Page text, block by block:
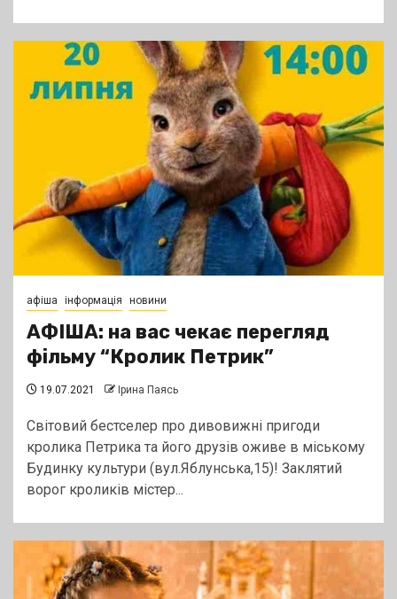
афіша інформація новини
АФІША: на вас чекає перегляд
фільму “Кролик Петрик”
19.07.2021 Ірина Паясь
Світовий бестселер про дивовижні пригоди
кролика Петрика та його друзів оживе в міському
Будинку культури (вул.Яблунська,15)! Заклятий
ворог кроликів містер...